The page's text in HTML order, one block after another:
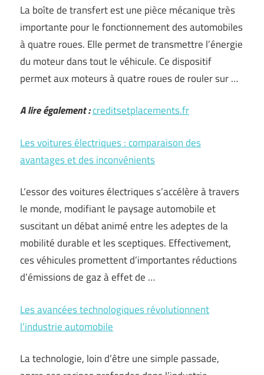
La boîte de transfert est une pièce mécanique très
importante pour le fonctionnement des automobiles
à quatre roues. Elle permet de transmettre l’énergie
du moteur dans tout le véhicule. Ce dispositif
permet aux moteurs à quatre roues de rouler sur …
A lire également :creditsetplacements.fr
Les voitures électriques : comparaison des
avantages et des inconvénients
L’essor des voitures électriques s’accélère à travers
le monde, modifiant le paysage automobile et
suscitant un débat animé entre les adeptes de la
mobilité durable et les sceptiques. Effectivement,
ces véhicules promettent d’importantes réductions
d’émissions de gaz à effet de …
Les avancées technologiques révolutionnent
l’industrie automobile
La technologie, loin d’être une simple passade,